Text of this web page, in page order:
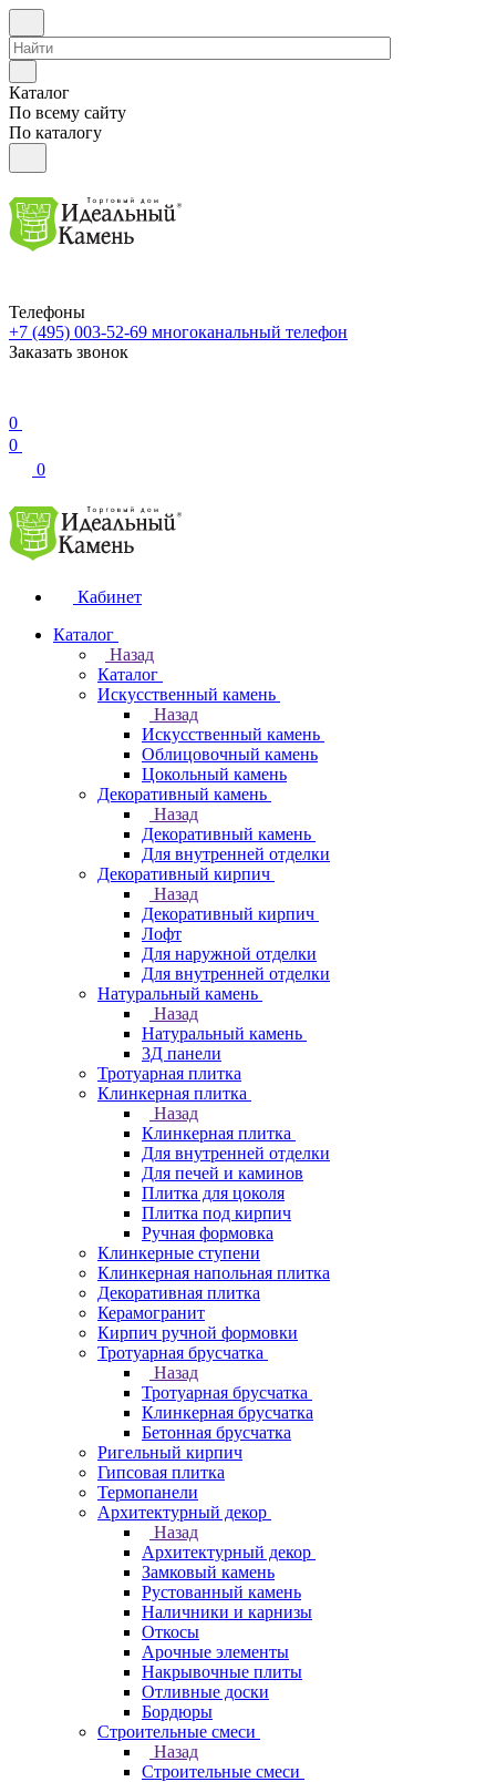
Каталог
По всему сайту
По каталогу
Телефоны
+7 (495) 003-52-69 многоканальный телефон
Заказать звонок
0
0
0
Кабинет
Каталог
Назад
Каталог
Искусственный камень
Назад
Искусственный камень
Облицовочный камень
Цокольный камень
Декоративный камень
Назад
Декоративный камень
Для внутренней отделки
Декоративный кирпич
Назад
Декоративный кирпич
Лофт
Для наружной отделки
Для внутренней отделки
Натуральный камень
Назад
Натуральный камень
3Д панели
Тротуарная плитка
Клинкерная плитка
Назад
Клинкерная плитка
Для внутренней отделки
Для печей и каминов
Плитка для цоколя
Плитка под кирпич
Ручная формовка
Клинкерные ступени
Клинкерная напольная плитка
Декоративная плитка
Керамогранит
Кирпич ручной формовки
Тротуарная брусчатка
Назад
Тротуарная брусчатка
Клинкерная брусчатка
Бетонная брусчатка
Ригельный кирпич
Гипсовая плитка
Термопанели
Архитектурный декор
Назад
Архитектурный декор
Замковый камень
Рустованный камень
Наличники и карнизы
Откосы
Арочные элементы
Накрывочные плиты
Отливные доски
Бордюры
Строительные смеси
Назад
Строительные смеси